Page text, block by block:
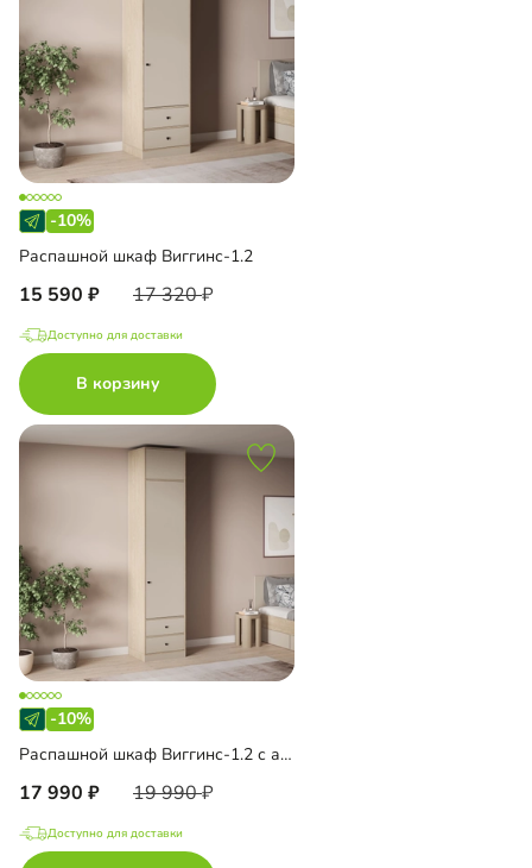
-10%
Распашной шкаф Виггинс-1.2
15 590 17 320
Доступно для доставки
В корзину
-10%
Распашной шкаф Виггинс-1.2 с антресолью
17 990 19 990
Доступно для доставки